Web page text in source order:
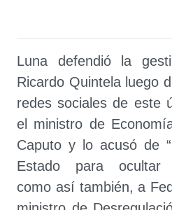
Luna defendió la
Ricardo Quintela luego
redes sociales de este
el ministro de
Caputo y
lo acusó de
Estado para ocultar
como así también, a